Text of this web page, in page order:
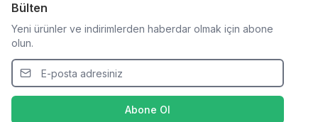
Bülten
Yeni ürünler ve indirimlerden haberdar olmak için abone
olun.
Abone Ol